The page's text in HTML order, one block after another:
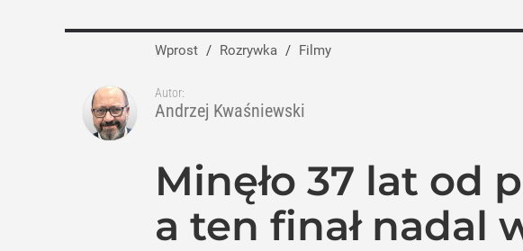
Wprost / Rozrywka / Filmy
Autor:
Andrzej Kwaśniewski
Minęło 37 lat od
a ten finał nadal